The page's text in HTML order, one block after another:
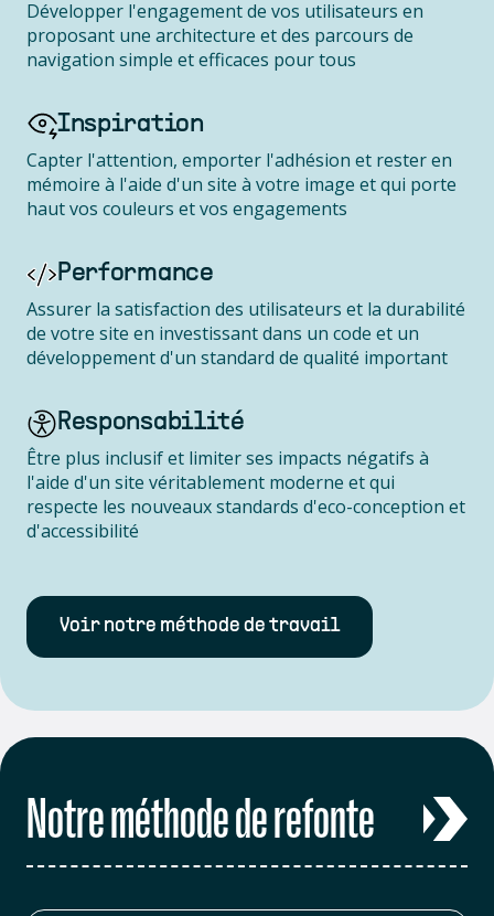
Développer l'engagement de vos utilisateurs en
proposant une architecture et des parcours de
navigation simple et efficaces pour tous
Inspiration
Capter l'attention, emporter l'adhésion et rester en
mémoire à l'aide d'un site à votre image et qui porte
haut vos couleurs et vos engagements
Performance
Assurer la satisfaction des utilisateurs et la durabilité
de votre site en investissant dans un code et un
développement d'un standard de qualité important
Responsabilité
Être plus inclusif et limiter ses impacts négatifs à
l'aide d'un site véritablement moderne et qui
respecte les nouveaux standards d'eco-conception et
d'accessibilité
Voir notre méthode de travail
Notre méthode de refonte